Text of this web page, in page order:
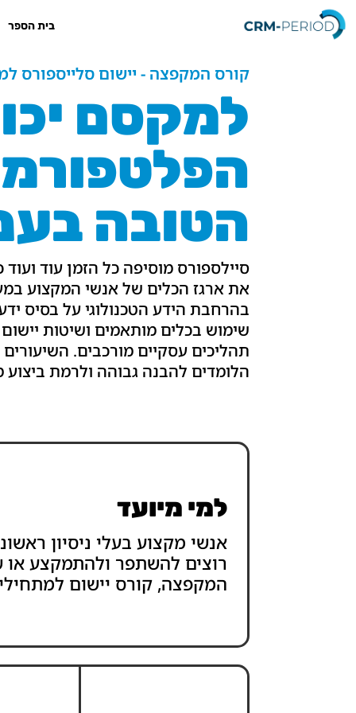
בית הספר
קורס המקפצה - יישום סלייספורס
למקסם
הטובה
סיילספורס מוסיפה כל הזמן עוד
את ארגז הכלים של אנשי המקצוע
בהרחבת הידע הטכנולוגי על בסיס
שימוש בכלים מותאמים ושיטות
תהליכים עסקיים מורכבים. השיעורים
הלומדים להבנה גבוהה ולרמת
למי מיועד
אנשי מקצוע בעלי ניסיון
רוצים להשתפר ולהתמקצע או
המקפצה, קורס יישום